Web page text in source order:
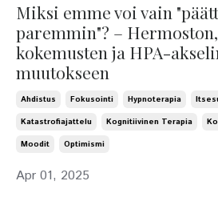
Miksi emme voi vain
paremmin"? –
kokemusten ja HPA-
muutokseen
Ahdistus Fokusointi Hypnoterapia
Katastrofiajattelu
Kognitiivinen Terapia
Moodit
Optimismi
Apr 01, 2025